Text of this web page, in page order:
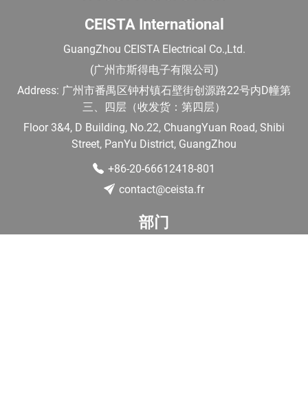
CEISTA International
GuangZhou CEISTA Electrical Co.,Ltd.
(广州市斯得电子有限公司)
Address: 广州市番禺区钟村镇石壁街创源路22号内D幢第
三、四层（收发货：第四层）
Floor 3&4, D Building, No.22, ChuangYuan Road, Shibi
Street, PanYu District, GuangZhou
+86-20-66612418-801
contact@ceista.fr
部门